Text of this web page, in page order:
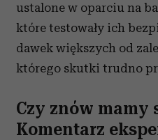
ustalone w oparciu na
które testowały ich
dawek większych od
którego skutki trudno
Czy znów mamy
Komentarz